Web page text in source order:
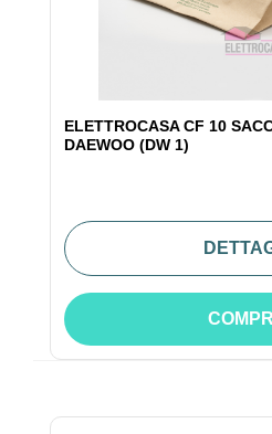
ELETTROCASA CF 10
DAEWOO (DW 1)